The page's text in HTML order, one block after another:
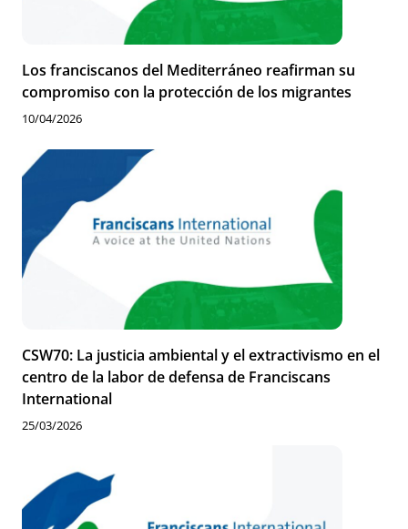
Los franciscanos del Mediterráneo reafirman su
compromiso con la protección de los migrantes
10/04/2026
CSW70: La justicia ambiental y el extractivismo en el
centro de la labor de defensa de Franciscans
International
25/03/2026